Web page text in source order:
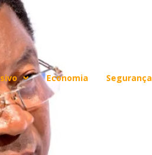
Economia Segurança